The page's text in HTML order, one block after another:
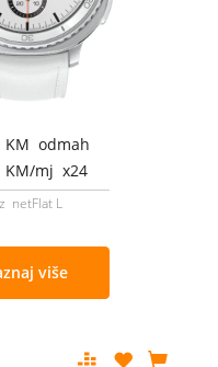
KM odmah
KM/mj x24
netFlat L
više